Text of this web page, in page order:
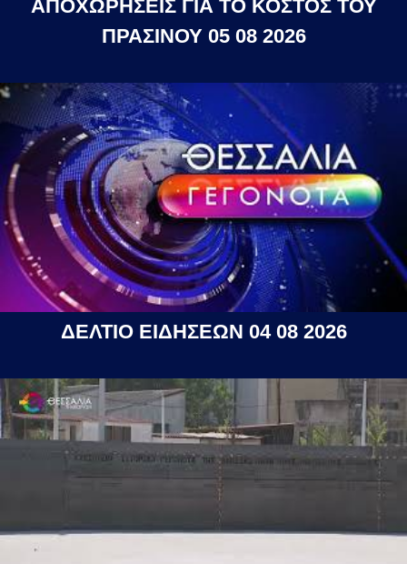
ΑΠΟΧΩΡΗΣΕΙΣ ΓΙΑ ΤΟ ΚΟΣΤΟΣ ΤΟΥ
ΠΡΑΣΙΝΟΥ 05 08 2026
ΔΕΛΤΙΟ ΕΙΔΗΣΕΩΝ 04 08 2026